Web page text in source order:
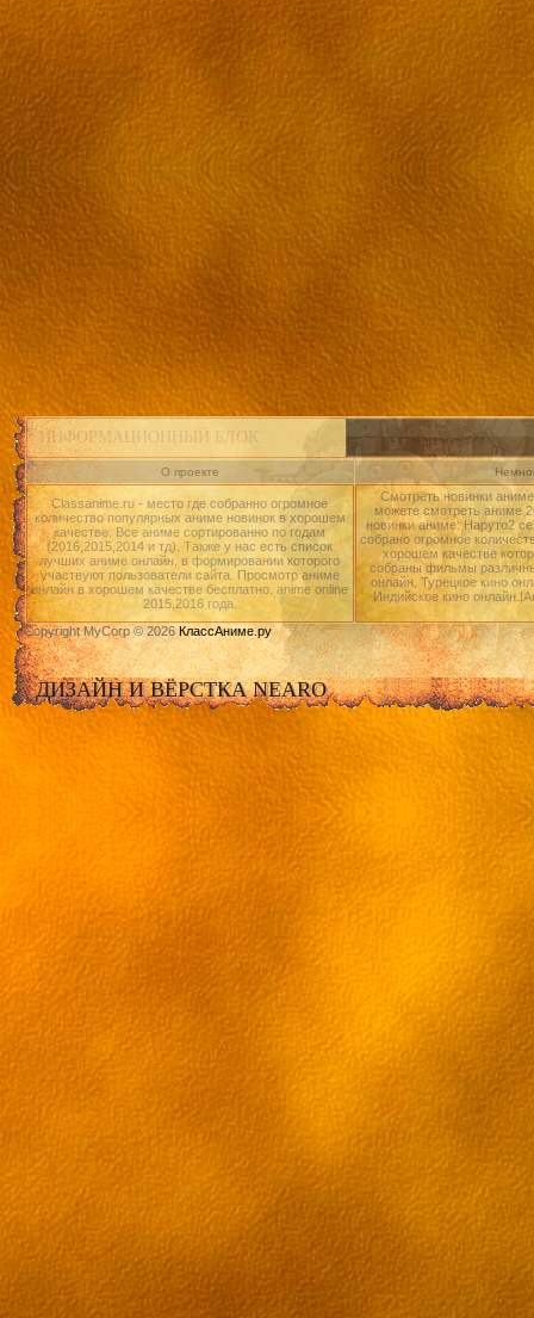
ИНФОРМАЦИОННЫЙ БЛОК
О проекте
Classanime.ru - место где собранно огромное
количество популярных аниме новинок в хорошем
качестве. Все аниме сортированно по годам
(2016,2015,2014 и тд). Также у нас есть список
лучших аниме онлайн, в формировании которого
участвуют пользователи сайта. Просмотр аниме
онлайн в хорошем качестве бесплатно. anime online
2015,2016 года.
Смотреть новинки
можете смотреть аниме
новинки аниме: Наруто2
собрано огромное
хорошем качестве
собраны фильмы
онлайн, Турецкое кино
Индийское кино
Copyright MyCorp © 2026КлассАниме.ру
ДИЗАЙН И ВЁРСТКА NEARO